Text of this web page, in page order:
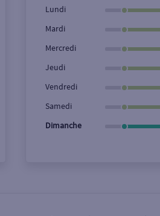
Rue
Lundi
Mardi
Mercredi
Jeudi
Vendredi
Samedi
Dimanche